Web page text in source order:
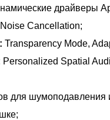
драйверы
Cancellation;
Transparency Mode,
Personalized Spatial
для шумоподавления